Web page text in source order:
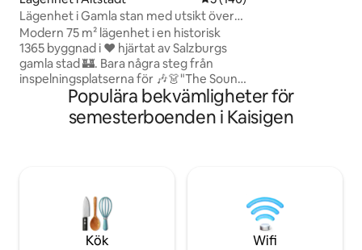
Lägenhet i Gamla stan med utsikt över
katedralen!
Modern 75 m² lägenhet i en historisk
1365 byggnad i ❤️ hjärtat av Salzburgs
gamla stad 🏰. Bara några steg från
inspelningsplatserna för 🎶👗"The Sound
of Music",🎭 Festival Hall, 🌟
julmarknaden och 🎼Mozarts
födelseplats. Upplev Salzburg som en
våningen (amerikanskt system)",
tillgänglig via hiss (endast ca. 4 cm
tröskel vid byggnadens ingång).
Populära bekvämligheter för
semesterboenden i Kaisigen
Kök Wifi